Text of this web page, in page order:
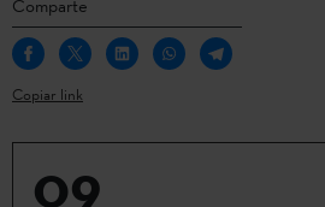
Comparte
Copiar link
09